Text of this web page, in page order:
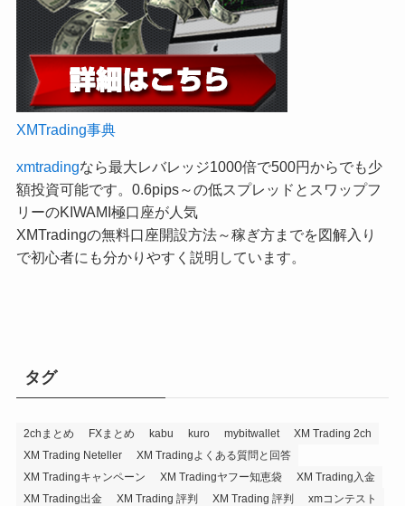
XMTrading事典
xmtradingなら最大レバレッジ1000倍で500円からでも少
額投資可能です。0.6pips～の低スプレッドとスワップフ
リーのKIWAMI極口座が人気
XMTradingの無料口座開設方法～稼ぎ方までを図解入り
で初心者にも分かりやすく説明しています。
タグ
2chまとめ FXまとめ kabu kuro mybitwallet
XM Trading 2ch
XM Trading Neteller
XM Tradingよくある質問と回答
XM Tradingキャンペーン
XM Tradingヤフー知恵袋
XM Trading入金
XM Trading出金
XM Trading 評判 XM Trading 評判 xmコンテスト